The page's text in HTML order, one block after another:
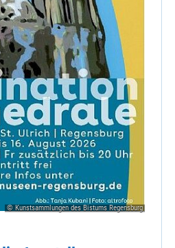
© Kunstsammlungen des Bistums Regensburg